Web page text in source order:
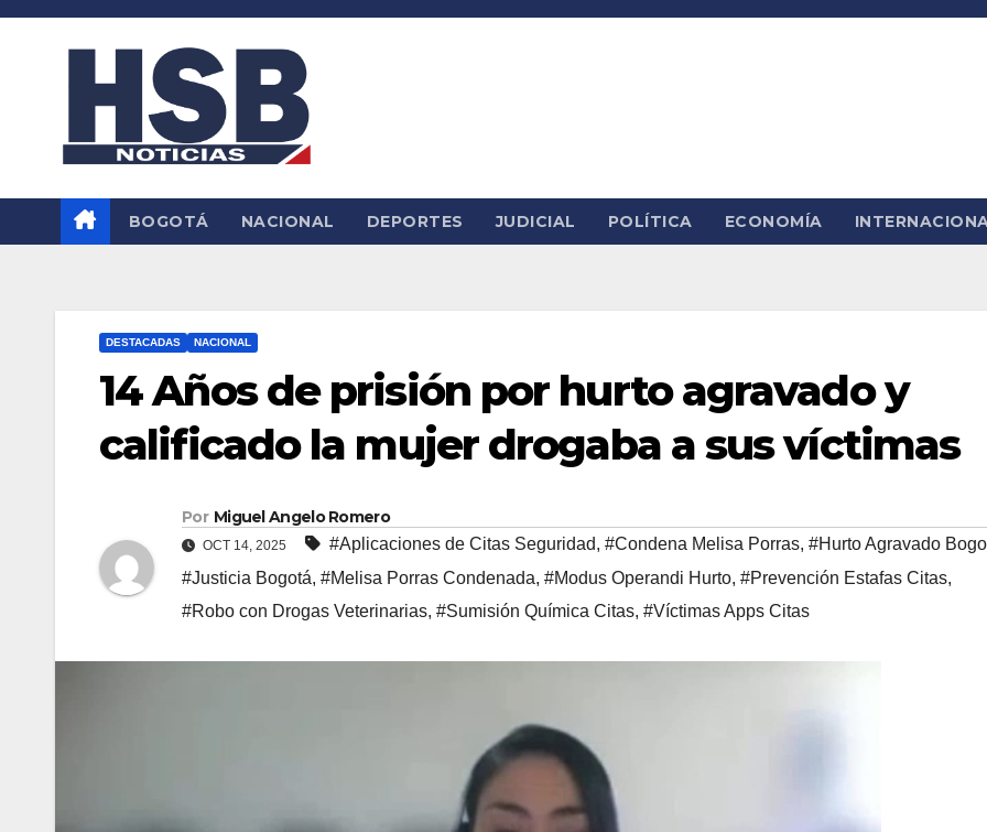
Saltar
BOGOTÁ NACIONAL DEPORTES JUDICIAL POLÍTICA ECONOMÍA
DESTACADAS NACIONAL
14 Años de prisión por hurto agravado y
calificado la mujer drogaba a sus víctimas
Por Miguel Angelo Romero
OCT 14, 2025 #Aplicaciones de Citas Seguridad, #Condena Melisa Porras, #Hurto Agravado
#Justicia Bogotá, #Melisa Porras Condenada, #Modus Operandi Hurto, #Prevención Estafas Citas,
#Robo con Drogas Veterinarias, #Sumisión Química Citas, #Víctimas Apps Citas